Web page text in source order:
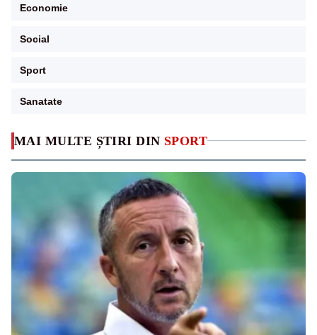
MAI MULTE ȘTIRI DIN SPORT
Economie
Social
Sport
Sanatate